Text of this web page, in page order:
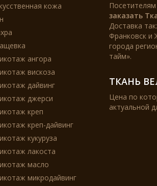
заказать
Доставка
Франковск и
города
тайм».
ТКАНЬ
Цена по
актуальной
кожа
ангора
вискоза
дайвинг
джерси
креп
креп-дайвинг
кукуруза
лакоста
масло
микродайвинг